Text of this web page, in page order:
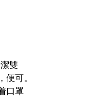
雙
可。
口罩